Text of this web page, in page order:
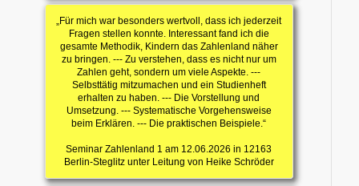
„Für mich war besonders wertvoll, dass ich jederzeit
Fragen stellen konnte. Interessant fand ich die
gesamte Methodik, Kindern das Zahlenland näher
zu bringen. --- Zu verstehen, dass es nicht nur um
Zahlen geht, sondern um viele Aspekte. ---
Selbsttätig mitzumachen und ein Studienheft
erhalten zu haben. --- Die Vorstellung und
Umsetzung. --- Systematische Vorgehensweise
beim Erklären. --- Die praktischen Beispiele.“
Seminar Zahlenland 1 am 12.06.2026 in 12163
Berlin-Steglitz unter Leitung von Heike Schröder